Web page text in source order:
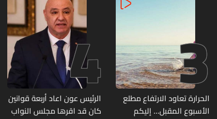
3
الحرارة تعاود الارتفاع مطلع
الأسبوع المقبل... إليكم
4
الرئيس عون اعاد أربعة قوانين
كان قد اقرها مجلس النواب